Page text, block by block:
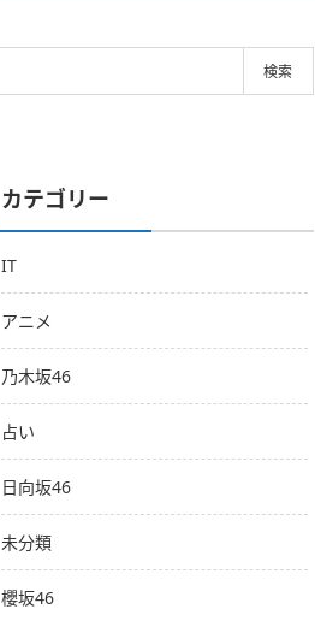
カテゴリー
IT
アニメ
乃木坂46
占い
日向坂46
未分類
櫻坂46